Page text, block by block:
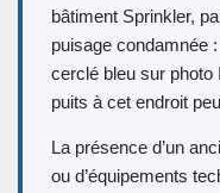
bâtiment Sprinkler,
puisage condamnée
cerclé bleu sur photo
puits à cet endroit
La présence d’un
ou d’équipements